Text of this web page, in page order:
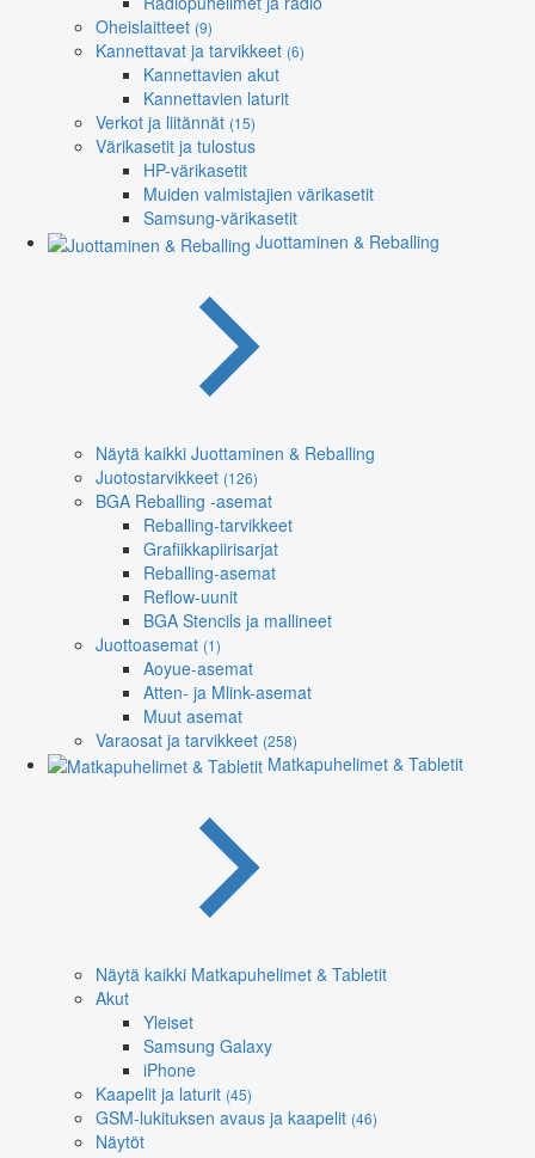
Oheislaitteet (9)
Kannettavat ja tarvikkeet (6)
Kannettavien akut
Kannettavien laturit
Verkot ja liitännät (15)
Värikasetit ja tulostus
HP-värikasetit
Muiden valmistajien värikasetit
Samsung-värikasetit
Juottaminen & Reballing
Näytä kaikki Juottaminen & Reballing
Juotostarvikkeet (126)
BGA Reballing -asemat
Reballing-tarvikkeet
Grafiikkapiirisarjat
Reballing-asemat
Reflow-uunit
BGA Stencils ja mallineet
Juottoasemat (1)
Aoyue-asemat
Atten- ja Mlink-asemat
Muut asemat
Varaosat ja tarvikkeet (258)
Matkapuhelimet & Tabletit
Näytä kaikki Matkapuhelimet & Tabletit
Akut
Yleiset
Samsung Galaxy
iPhone
Kaapelit ja laturit (45)
GSM-lukituksen avaus ja kaapelit (46)
Näytöt